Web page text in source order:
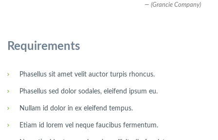
(Grancie Company)
Requirements
Phasellus sit amet velit auctor turpis rhoncus.
Phasellus sed dolor sodales, eleifend ipsum eu.
Nullam id dolor in ex eleifend tempus.
Etiam id lorem vel neque faucibus fermentum.